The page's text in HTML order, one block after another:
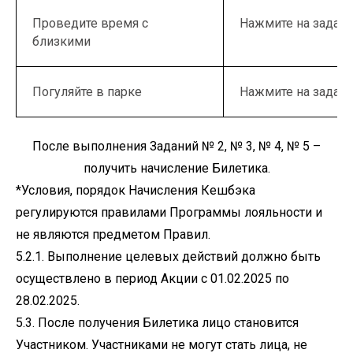
Проведите время с
близкими
Нажмите на
Погуляйте в парке Нажмите на
После выполнения Заданий № 2, № 3, № 4, № 5 –
получить начисление Билетика.
*Условия, порядок Начисления Кешбэка
регулируются правилами Программы лояльности и
не являются предметом Правил.
5.2.1. Выполнение целевых действий должно быть
осуществлено в период Акции с 01.02.2025 по
28.02.2025.
5.3. После получения Билетика лицо становится
Участником. Участниками не могут стать лица, не